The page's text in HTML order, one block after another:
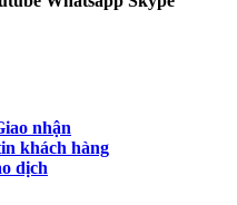
nhận
khách hàng
dịch